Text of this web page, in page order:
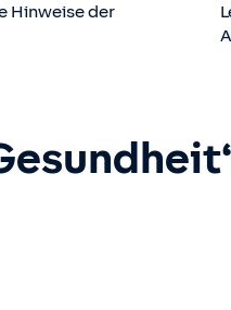
Hinweise der